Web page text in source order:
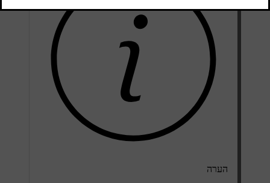
הערה